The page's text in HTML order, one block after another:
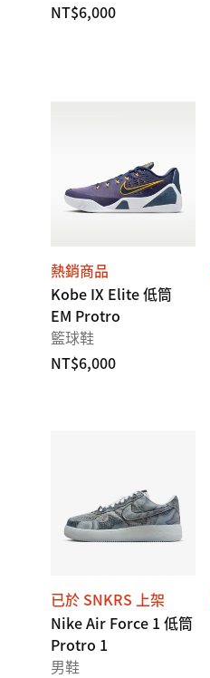
NT$6,000
熱銷商品
Kobe IX Elite 低筒
EM Protro
籃球鞋
NT$6,000
已於 SNKRS 上架
Nike Air Force 1 低筒
Protro 1
男鞋